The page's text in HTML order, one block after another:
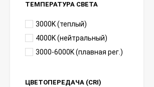
ТЕМПЕРАТУРА СВЕТА
3000K (теплый)
4000K (нейтральный)
3000-6000K (плавная рег.)
ЦВЕТОПЕРЕДАЧА (CRI)